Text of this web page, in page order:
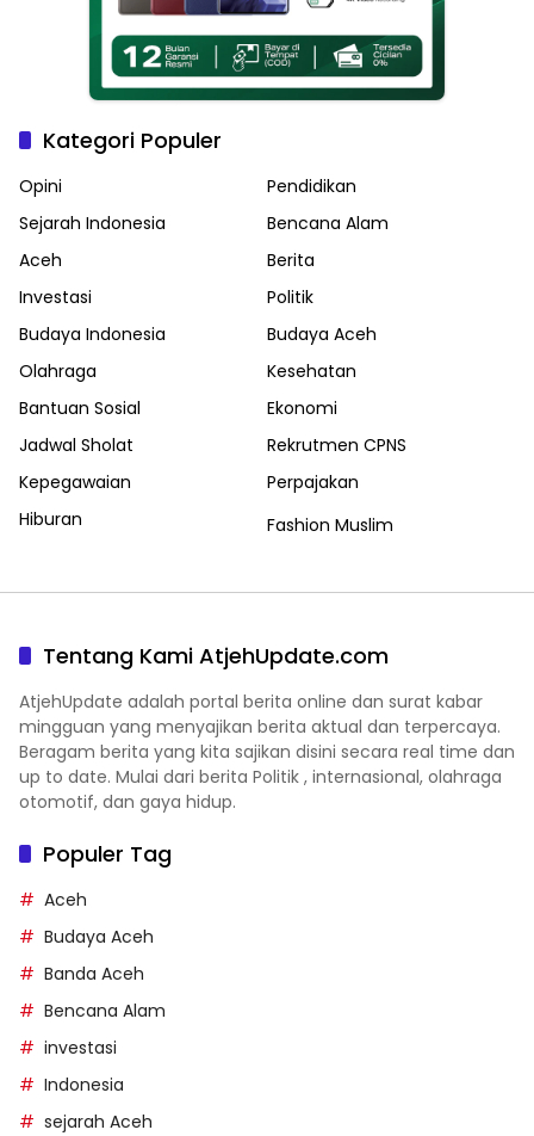
Kategori Populer
Opini
Pendidikan
Sejarah Indonesia
Bencana Alam
Aceh
Berita
Investasi
Politik
Budaya Indonesia
Budaya Aceh
Olahraga
Kesehatan
Bantuan Sosial
Ekonomi
Jadwal Sholat
Rekrutmen CPNS
Kepegawaian
Perpajakan
Hiburan
Fashion Muslim
Tentang Kami AtjehUpdate.com
AtjehUpdate adalah portal berita online dan surat kabar
mingguan yang menyajikan berita aktual dan terpercaya.
Beragam berita yang kita sajikan disini secara real time dan
up to date. Mulai dari berita Politik , internasional, olahraga
otomotif, dan gaya hidup.
Populer Tag
Aceh
Budaya Aceh
Banda Aceh
Bencana Alam
investasi
Indonesia
sejarah Aceh